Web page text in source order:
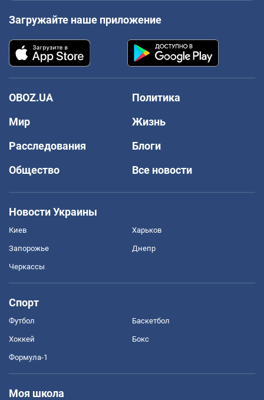
Загружайте наше приложение
OBOZ.UA
Политика
Мир
Жизнь
Расследования
Блоги
Общество
Все новости
Новости Украины
Киев Харьков
Запорожье Днепр
Черкассы
Спорт
Футбол Баскетбол
Хоккей Бокс
Формула-1
Моя школа